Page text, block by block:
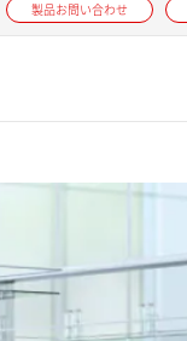
製品お問い合わせ